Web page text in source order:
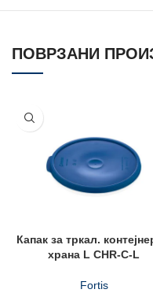
ПОВРЗАНИ
Капак за тркал.
храна L CHR-C-L
Fortis